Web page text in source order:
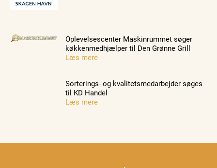
Oplevelsescenter Maskinrummet søger
køkkenmedhjælper til Den Grønne Grill
Læs mere
Sorterings- og kvalitetsmedarbejder søges
til KD Handel
Læs mere